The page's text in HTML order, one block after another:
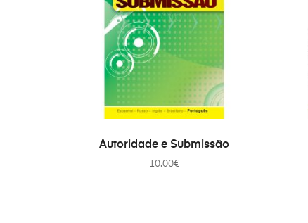
ADICIONAR
Autoridade e Submissão
10.00€